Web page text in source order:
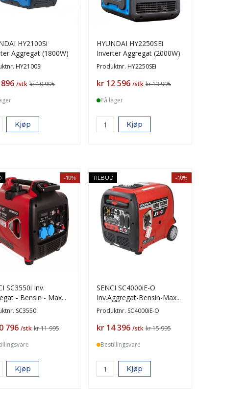
HY2100Si
Aggregat (1800W)
HY2100Si
/stk kr 10 995
Kjøp
HYUNDAI HY2250SEi
Inverter Aggregat (2000W)
Produktnr. HY2250SEi
Pris
kr 12 596 /stk kr 13 995
På lager
Kjøp
-10%
SC3550i Inv.
- Bensin - Max
- El. start
SC3550i
796 /stk kr 11 995
Kjøp
TILBUD -10%
SENCI SC4000iE-O
Inv.Aggregat-Bensin-Max
3800W-ATS-El. start
Produktnr. SC4000iE-O
Pris
kr 14 396 /stk kr 15 995
Bestillingsvare
Kjøp